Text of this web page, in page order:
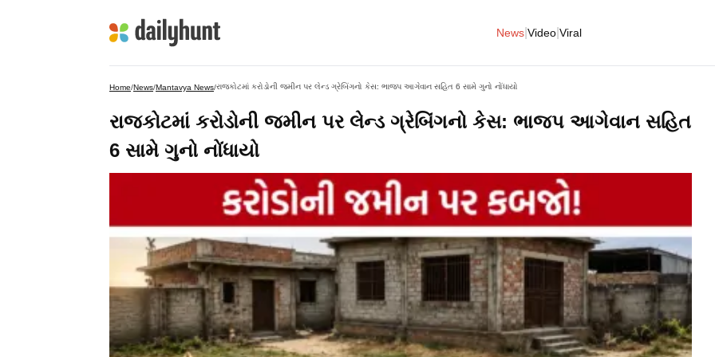
News Video Viral
Home/News/Mantavya News/રાજકોટમાં કરોડોની જમીન પર લેન્ડ ગ્રેબિંગનો કેસ: ભાજપ આગેવાન સહિત 6 સામે ગુનો નોંધાયો
રાજકોટમાં કરોડોની જમીન પર લેન્ડ ગ્રેબિંગનો કેસ: ભાજપ આગેવાન સહિત
6 સામે ગુનો નોંધાયો